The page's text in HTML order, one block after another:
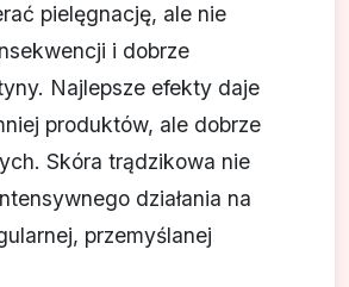
pielęgnację, ale nie
i dobrze
Najlepsze efekty daje
produktów, ale dobrze
Skóra trądzikowa nie
działania na
przemyślanej